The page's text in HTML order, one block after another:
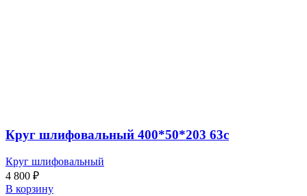
Круг шлифовальный 400*50*203 63с
Круг шлифовальный
4 800 ₽
В корзину